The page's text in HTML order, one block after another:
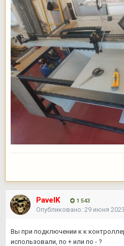
PavelK 1 543
Опубликовано: 29 июня 2023
Вы при подключении к к
использовали, по + или по - ?